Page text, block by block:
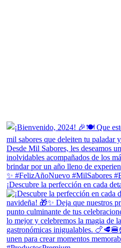
¡Descubre la perfección en cada